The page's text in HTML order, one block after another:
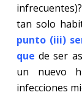
tan solo
punto (iii)
que de ser
un nuevo
infecciones